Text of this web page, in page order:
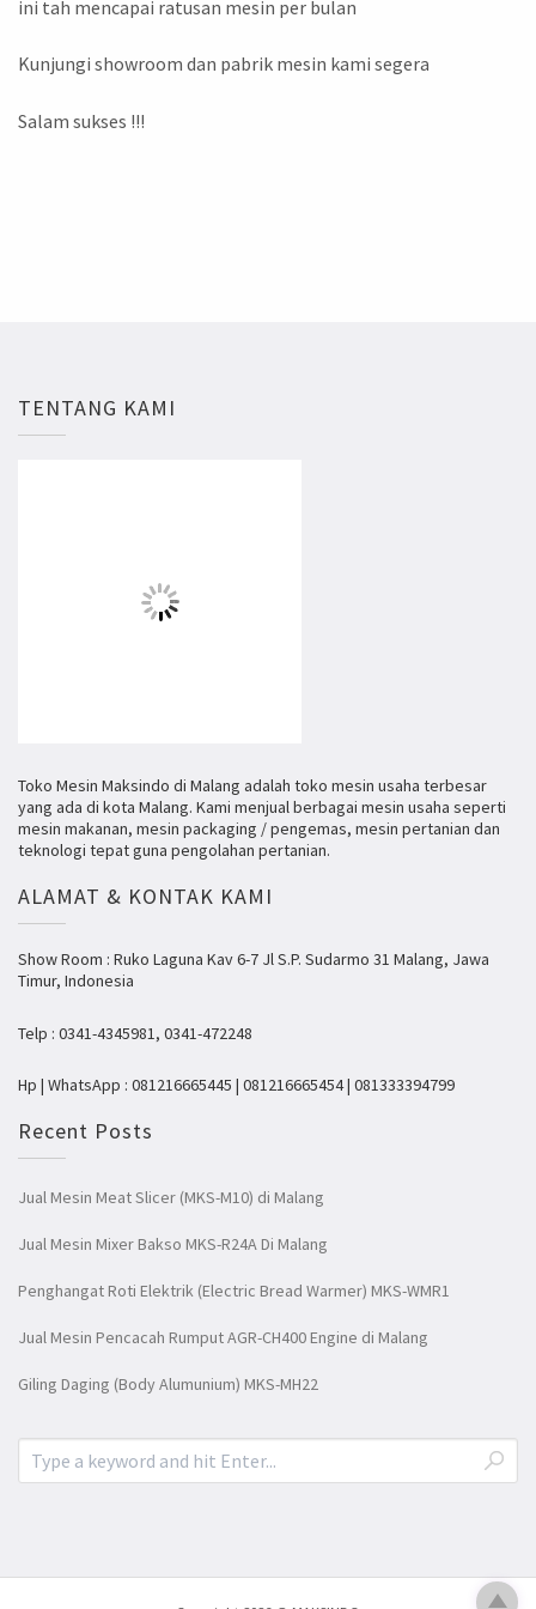
ini tah mencapai ratusan mesin per bulan
Kunjungi showroom dan pabrik mesin kami segera
Salam sukses !!!
TENTANG KAMI
Toko Mesin Maksindo di Malang adalah toko mesin usaha terbesar
yang ada di kota Malang. Kami menjual berbagai mesin usaha seperti
mesin makanan, mesin packaging / pengemas, mesin pertanian dan
teknologi tepat guna pengolahan pertanian.
ALAMAT & KONTAK KAMI
Show Room : Ruko Laguna Kav 6-7 Jl S.P. Sudarmo 31 Malang, Jawa
Timur, Indonesia
Telp : 0341-4345981, 0341-472248
Hp | WhatsApp : 081216665445 | 081216665454 | 081333394799
Recent Posts
Jual Mesin Meat Slicer (MKS-M10) di Malang
Jual Mesin Mixer Bakso MKS-R24A Di Malang
Penghangat Roti Elektrik (Electric Bread Warmer) MKS-WMR1
Jual Mesin Pencacah Rumput AGR-CH400 Engine di Malang
Giling Daging (Body Alumunium) MKS-MH22